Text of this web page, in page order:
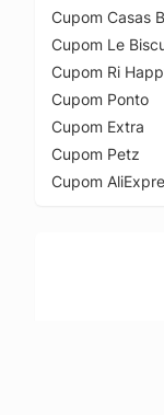
Cupom Casas
Cupom Le
Cupom Ri
Cupom Ponto
Cupom Extra
Cupom Petz
Cupom